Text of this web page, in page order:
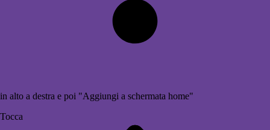
in alto a destra e poi "Aggiungi a schermata home"
Tocca